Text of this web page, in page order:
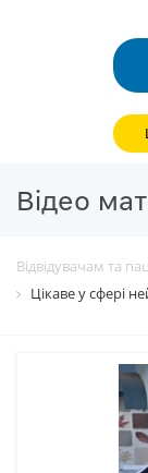
Вiдео
Відвідувачам та
Цікаве у сфері